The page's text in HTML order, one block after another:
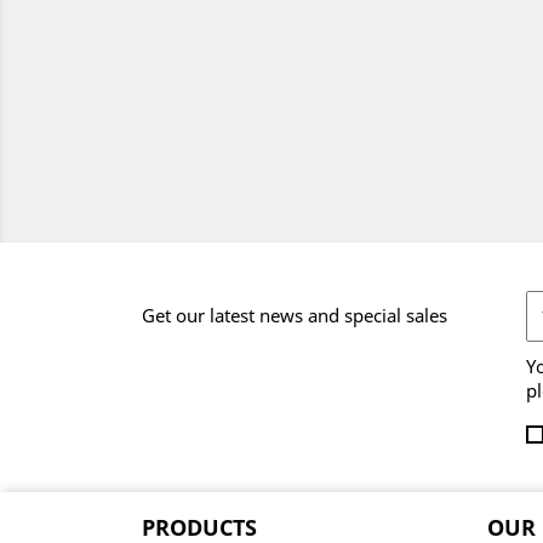
Get our latest news and special sales
PRODUCTS OUR